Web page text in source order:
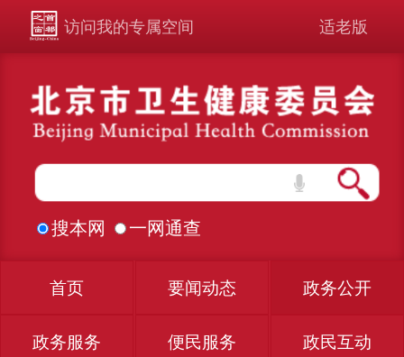
访问我的专属空间 适老版
搜本网 一网通查
首页 要闻动态 政务公开
政务服务 便民服务 政民互动